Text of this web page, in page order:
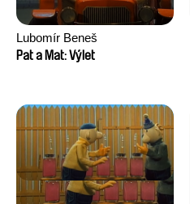
Lubomír Beneš
Pat a Mat: Výlet